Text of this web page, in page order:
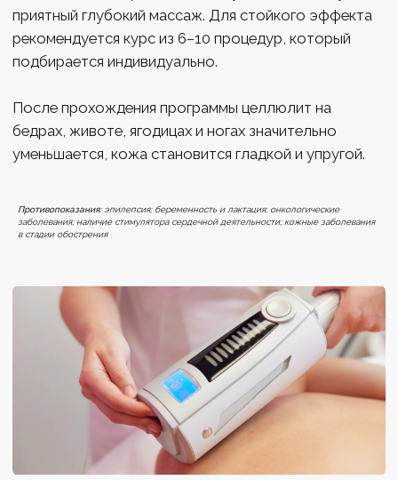
Противопоказания:эпилепсия; беременность и лактация; онкологические
заболевания; наличие стимулятора сердечной деятельности; кожные заболевания
в стадии обострения
НАШИ УСЛУГИ
ПРАВОВЫЕ ДОКУМЕНТЫ
Лазерная эпиляция головы для мужчин
Лазерная эпиляция живота
Лазерная эпиляция зоны подмышек
Лазерная эпиляция ног
Эндосфера
Лазерная эпиляция спины для мужчин
Политика конфиденциальности
Согласие на обработку персональных
МедЛиц № Л041-01137-77/00337098
Полный прайс
Согласие на получение рассылки